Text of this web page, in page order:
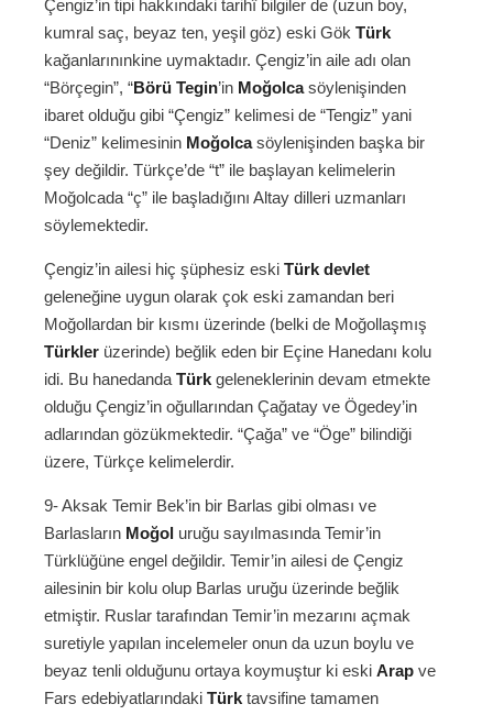
Çengiz’in tipi hakkındaki tarihî bilgiler de (uzun boy,
kumral saç, beyaz ten, yeşil göz) eski Gök Türk
kağanlarınınkine uymaktadır. Çengiz’in aile adı olan
“Börçegin”, “Börü Tegin’in Moğolcasöylenişinden
ibaret olduğu gibi “Çengiz” kelimesi de “Tengiz” yani
“Deniz” kelimesinin Moğolcasöylenişinden başka bir
şey değildir. Türkçe’de “t” ile başlayan kelimelerin
Moğolcada “ç” ile başladığını Altay dilleri uzmanları
söylemektedir.
Çengiz’in ailesi hiç şüphesiz eski Türk devlet
geleneğine uygun olarak çok eski zamandan beri
Moğollardan bir kısmı üzerinde (belki de Moğollaşmış
Türkler üzerinde) beğlik eden bir Eçine Hanedanı kolu
idi. Bu hanedanda Türk geleneklerinin devam etmekte
olduğu Çengiz’in oğullarından Çağatay ve Ögedey’in
adlarından gözükmektedir. “Çağa” ve “Öge” bilindiği
üzere, Türkçe kelimelerdir.
9- Aksak Temir Bek’in bir Barlas gibi olması ve
Barlasların Moğol uruğu sayılmasında Temir’in
Türklüğüne engel değildir. Temir’in ailesi de Çengiz
ailesinin bir kolu olup Barlas uruğu üzerinde beğlik
etmiştir. Ruslar tarafından Temir’in mezarını açmak
suretiyle yapılan incelemeler onun da uzun boylu ve
beyaz tenli olduğunu ortaya koymuştur ki eski Arap ve
Fars edebiyatlarındaki Türk tavsifine tamamen